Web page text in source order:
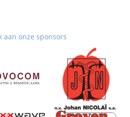
aan onze sponsors